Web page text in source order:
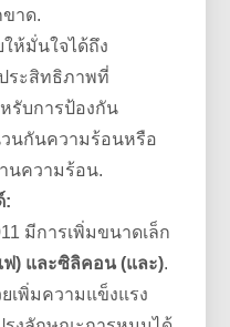
าด.
ห้มั่นใจได้ถึง
ระสิทธิภาพที่
รับการป้องกัน
นกันความร้อนหรือ
นความร้อน.
:
มีการเพิ่มขนาดเล็ก
ฟ) และซิลิคอน (และ).
เพิ่มความแข็งแรง